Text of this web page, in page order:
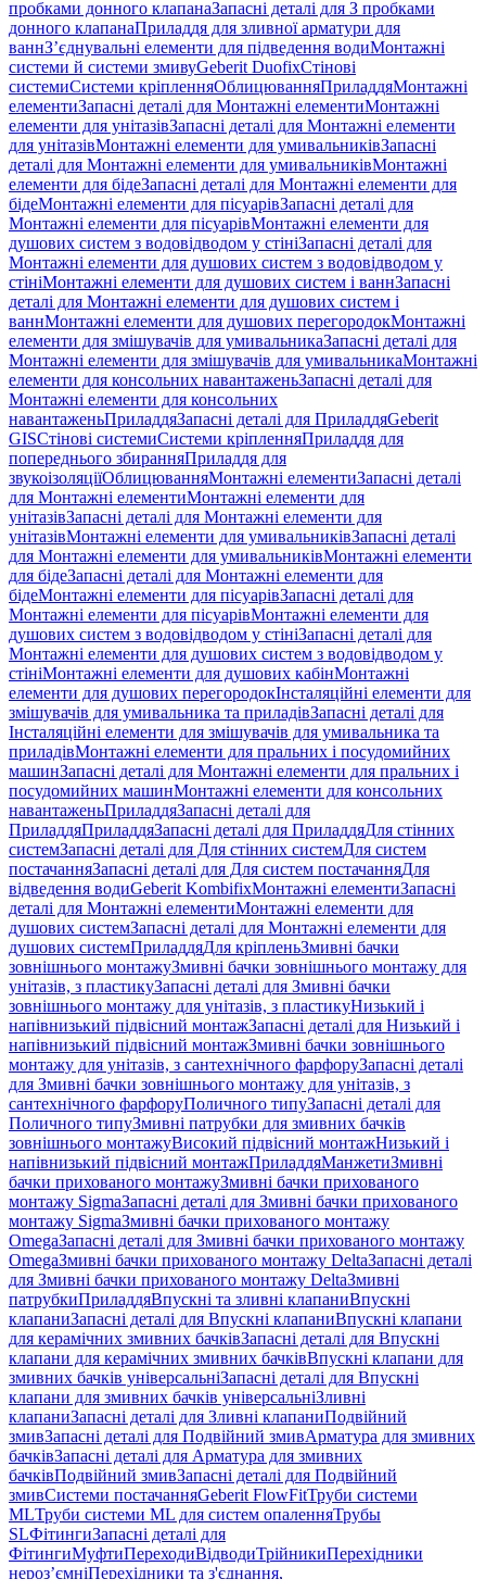
пробками донного клапанаЗапасні деталі для З пробками
донного клапанаПриладдя для зливної арматури для
ваннЗ’єднувальні елементи для підведення водиМонтажні
системи й системи змивуGeberit DuofixСтінові
системиСистеми кріпленняОблицюванняПриладдяМонтажні
елементиЗапасні деталі для Монтажні елементиМонтажні
елементи для унітазівЗапасні деталі для Монтажні елементи
для унітазівМонтажні елементи для умивальниківЗапасні
деталі для Монтажні елементи для умивальниківМонтажні
елементи для бідеЗапасні деталі для Монтажні елементи для
бідеМонтажні елементи для пісуарівЗапасні деталі для
Монтажні елементи для пісуарівМонтажні елементи для
душових систем з водовідводом у стініЗапасні деталі для
Монтажні елементи для душових систем з водовідводом у
стініМонтажні елементи для душових систем і ваннЗапасні
деталі для Монтажні елементи для душових систем і
ваннМонтажні елементи для душових перегородокМонтажні
елементи для змішувачів для умивальникаЗапасні деталі для
Монтажні елементи для змішувачів для умивальникаМонтажні
елементи для консольних навантаженьЗапасні деталі для
Монтажні елементи для консольних
навантаженьПриладдяЗапасні деталі для ПриладдяGeberit
GISСтінові системиСистеми кріпленняПриладдя для
попереднього збиранняПриладдя для
звукоізоляціїОблицюванняМонтажні елементиЗапасні деталі
для Монтажні елементиМонтажні елементи для
унітазівЗапасні деталі для Монтажні елементи для
унітазівМонтажні елементи для умивальниківЗапасні деталі
для Монтажні елементи для умивальниківМонтажні елементи
для бідеЗапасні деталі для Монтажні елементи для
бідеМонтажні елементи для пісуарівЗапасні деталі для
Монтажні елементи для пісуарівМонтажні елементи для
душових систем з водовідводом у стініЗапасні деталі для
Монтажні елементи для душових систем з водовідводом у
стініМонтажні елементи для душових кабінМонтажні
елементи для душових перегородокІнсталяційні елементи для
змішувачів для умивальника та приладівЗапасні деталі для
Інсталяційні елементи для змішувачів для умивальника та
приладівМонтажні елементи для пральних і посудомийних
машинЗапасні деталі для Монтажні елементи для пральних і
посудомийних машинМонтажні елементи для консольних
навантаженьПриладдяЗапасні деталі для
ПриладдяПриладдяЗапасні деталі для ПриладдяДля стінних
системЗапасні деталі для Для стінних системДля систем
постачанняЗапасні деталі для Для систем постачанняДля
відведення водиGeberit KombifixМонтажні елементиЗапасні
деталі для Монтажні елементиМонтажні елементи для
душових системЗапасні деталі для Монтажні елементи для
душових системПриладдяДля кріпленьЗмивні бачки
зовнішнього монтажуЗмивні бачки зовнішнього монтажу для
унітазів, з пластикуЗапасні деталі для Змивні бачки
зовнішнього монтажу для унітазів, з пластикуНизький і
напівнизький підвісний монтажЗапасні деталі для Низький і
напівнизький підвісний монтажЗмивні бачки зовнішнього
монтажу для унітазів, з сантехнічного фарфоруЗапасні деталі
для Змивні бачки зовнішнього монтажу для унітазів, з
сантехнічного фарфоруПоличного типуЗапасні деталі для
Поличного типуЗмивні патрубки для змивних бачків
зовнішнього монтажуВисокий підвісний монтажНизький і
напівнизький підвісний монтажПриладдяМанжетиЗмивні
бачки прихованого монтажуЗмивні бачки прихованого
монтажу SigmaЗапасні деталі для Змивні бачки прихованого
монтажу SigmaЗмивні бачки прихованого монтажу
OmegaЗапасні деталі для Змивні бачки прихованого монтажу
OmegaЗмивні бачки прихованого монтажу DeltaЗапасні деталі
для Змивні бачки прихованого монтажу DeltaЗмивні
патрубкиПриладдяВпускні та зливні клапаниВпускні
клапаниЗапасні деталі для Впускні клапаниВпускні клапани
для керамічних змивних бачківЗапасні деталі для Впускні
клапани для керамічних змивних бачківВпускні клапани для
змивних бачків універсальніЗапасні деталі для Впускні
клапани для змивних бачків універсальніЗливні
клапаниЗапасні деталі для Зливні клапаниПодвійний
змивЗапасні деталі для Подвійний змивАрматура для змивних
бачкiвЗапасні деталі для Арматура для змивних
бачкiвПодвійний змивЗапасні деталі для Подвійний
змивСистеми постачанняGeberit FlowFitТруби системи
MLТруби системи ML для систем опаленняТрубы
SLФітингиЗапасні деталі для
ФітингиМуфтиПереходиВідводиТрійникиПерехідники
нероз’ємніПерехідники та з'єднання,